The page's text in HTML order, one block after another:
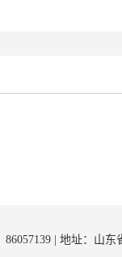
86057139 | 地址：山